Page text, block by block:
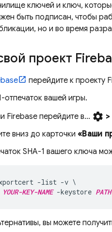
ключей и ключ,
быть подписан, чтобы
но и во время
проект
перейдите к проекту
отпечаток вашей игры.
Firebase перейдите в... settings >
вниз до карточки «Ваши
SHA-1 вашего ключа
-list -v \
YOUR-KEY-NAME -keystore
вы можете